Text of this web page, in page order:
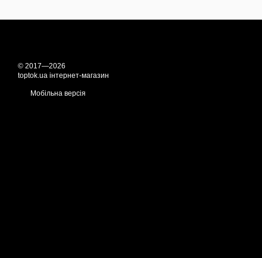
© 2017—2026
toptok.ua інтернет-магазин
Мобільна версія